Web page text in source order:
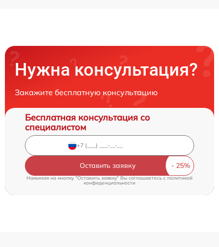
Нужна консультация?
Закажите бесплатную консультацию
Бесплатная консультация со
специалистом
Оставить заявку
Нажимая на кнопку "Оставить заявку" Вы соглашаетесь cполитикой
конфиденциальности